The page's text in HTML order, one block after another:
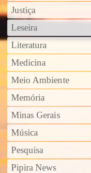
Justiça
Leseira
Literatura
Medicina
Meio Ambiente
Memória
Minas Gerais
Música
Pesquisa
Pipira News